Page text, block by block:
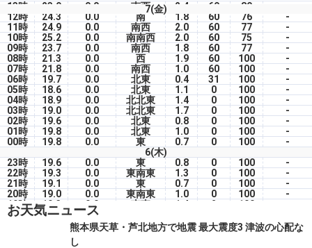
7(金)
13時 23.9 0.0 南西 2.4 60 80
12時
24.3 0.0 南 1.8 60 76
-
11時
24.9 0.0 南西 2.0 60 77
-
10時
25.2 0.0 南南西 2.0 60 75
-
09時
23.7 0.0 南西 1.8 60 77
-
08時
21.3 0.0 西 1.9 60 100
-
07時
21.8 0.0 南西 1.0 60 100
-
06時
19.7 0.0 北東 0.4 31 100
-
05時
18.6 0.0 北東 1.1 0 100
-
04時
18.9 0.0 北北東 1.4 0 100
-
03時
19.0 0.0 北北東 1.7 0 100
-
02時
19.6 0.0 北東 0.8 0 100
-
01時
19.8 0.0 北東 1.0 0 100
-
00時
19.8 0.0 東 0.7 0 100
-
6(木)
23時
19.6 0.0 東 0.8 0 100
-
22時
19.3 0.0 東南東 1.3 0 100
-
21時
19.1 0.0 東 0.7 0 100
-
20時
19.0 0.0 東南東 1.0 0 100
-
19時
19.3 0.0 南東 1.4 2 100
18時
20.0 0.0
0.0 南南東 1.4 0 100
-
0.0 南南東 3.2 27 100
-
お天気ニュース
熊本県天草・芦北地方で地震 最大震度3 津波の心配な
し